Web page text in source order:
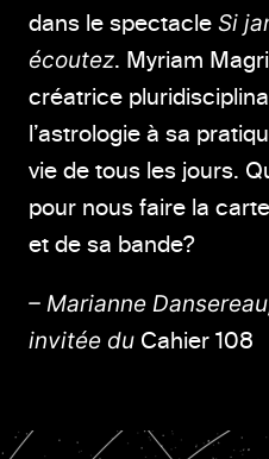
dans le spectacle Si
écoutez. Myriam
créatrice
l’astrologie à sa
vie de tous les jours.
pour nous faire la
et de sa bande?
– Marianne
invitée du Cahier 108